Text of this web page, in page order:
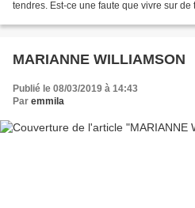
tendres. Est-ce une faute que vivre sur de
MARIANNE WILLIAMSON
Publié le 08/03/2019 à 14:43
Par emmila